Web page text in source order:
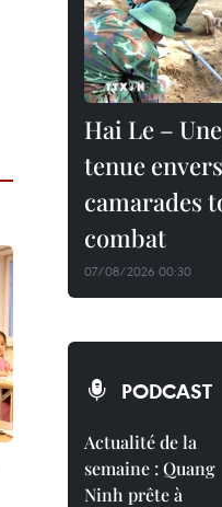
Hai Le –
tenue
camarades
combat
07/08/2026 00:30
PODCAST
Actualité de la
semaine : Quang
Ninh prête à